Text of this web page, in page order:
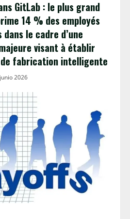
GitLab : le plus grand
14 % des employés
le cadre d’une
visant à établir
fabrication intelligente
2026